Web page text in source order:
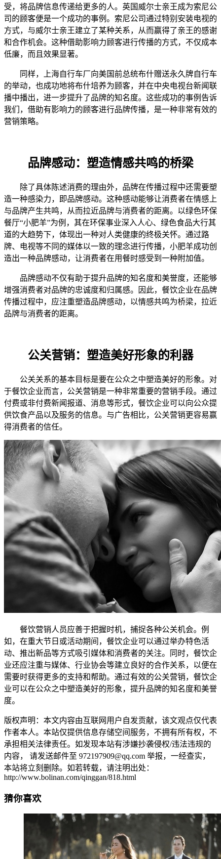
受，将品牌信息传递给更多的人。英国威尔士亲王成为索尼公
司的顾客便是一个成功的事例。索尼公司通过特别安装电视的
方式，与威尔士亲王建立了某种关系，从而赢得了亲王的感谢
和合作机会。这种借助影响力顾客进行传播的方式，不仅成本
低廉，而且效果显著。
同样，上海自行车厂向美国前总统布什赠送永久牌自行车
的举动，也成功地将布什培养为顾客，并在中央电视台新闻联
播中播出，进一步提升了品牌的知名度。这些成功的事例告诉
我们，借助有影响力的顾客进行品牌传播，是一种非常有效的
营销策略。
品牌感动：塑造情感共鸣的桥梁
除了具体陈述消费的理由外，品牌在传播过程中还需要塑
造一种感染力，即品牌感动。这种感动能够让消费者在情感上
与品牌产生共鸣，从而拉近品牌与消费者的距离。以绿色环保
餐厅“小肥羊”为例，其在环保事业深入人心、绿色食品大行其
道的大趋势下，体现出一种对人类健康的终极关怀。通过路
牌、电视等不同的媒体以一致的理念进行传播，小肥羊成功创
造出一种品牌感动，让消费者在用餐时感受到一种附加值。
品牌感动不仅有助于提升品牌的知名度和美誉度，还能够
增强消费者对品牌的忠诚度和归属感。因此，餐饮企业在品牌
传播过程中，应注重塑造品牌感动，以情感共鸣为桥梁，拉近
品牌与消费者的距离。
公关营销：塑造美好形象的利器
公关关系的基本目标是要在公众之中塑造美好的形象。对
于餐饮企业而言，公关营销是一种非常重要的营销手段。通过
付费或非付费新闻报道、消息等形式，餐饮企业可以向公众提
供饮食产品以及服务的信息。与广告相比，公关营销更容易赢
得消费者的信任。
餐饮营销人员应善于把握时机，捕捉各种公关机会。例
如，在重大节日或活动期间，餐饮企业可以通过举办特色活
动、推出新品等方式吸引媒体和消费者的关注。同时，餐饮企
业还应注重与媒体、行业协会等建立良好的合作关系，以便在
需要时获得更多的支持和帮助。通过有效的公关营销，餐饮企
业可以在公众之中塑造美好的形象，提升品牌的知名度和美誉
度。
版权声明：本文内容由互联网用户自发贡献，该文观点仅代表
作者本人。本站仅提供信息存储空间服务，不拥有所有权，不
承担相关法律责任。如发现本站有涉嫌抄袭侵权/违法违规的
内容， 请发送邮件至 972197909@qq.com 举报，一经查实，
本站将立刻删除。如若转载，请注明出处：
http://www.bolinan.com/qinggan/818.html
猜你喜欢